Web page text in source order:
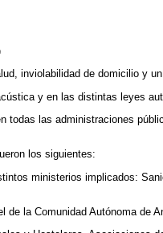
inviolabilidad de domicilio y
y en las distintas leyes
las administraciones
los siguientes:
ministerios implicados:
la Comunidad Autónoma de